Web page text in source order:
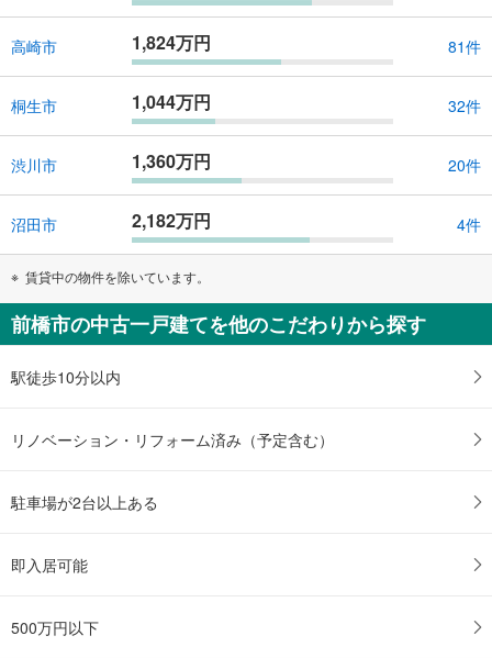
高崎市 1,824万円 81件
桐生市 1,044万円 32件
渋川市 1,360万円 20件
沼田市 2,182万円 4件
賃貸中の物件を除いています。
前橋市の中古一戸建てを他のこだわりから探す
駅徒歩10分以内
リノベーション・リフォーム済み（予定含む）
駐車場が2台以上ある
即入居可能
500万円以下